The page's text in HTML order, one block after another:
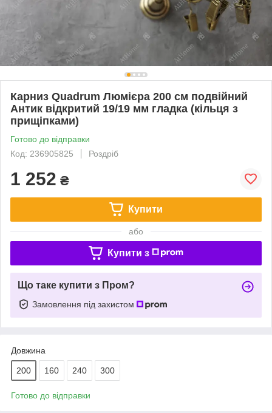
Карниз Quadrum Люмієра 200 см подвійний
Антик відкритий 19/19 мм гладка (кільця з
прищіпками)
Готово до відправки
Код: 236905825
Роздріб
1 252 ₴
Купити
або
Купити з
Що таке купити з Пром?
Замовлення під захистом
Довжина
200 160 240 300
Готово до відправки